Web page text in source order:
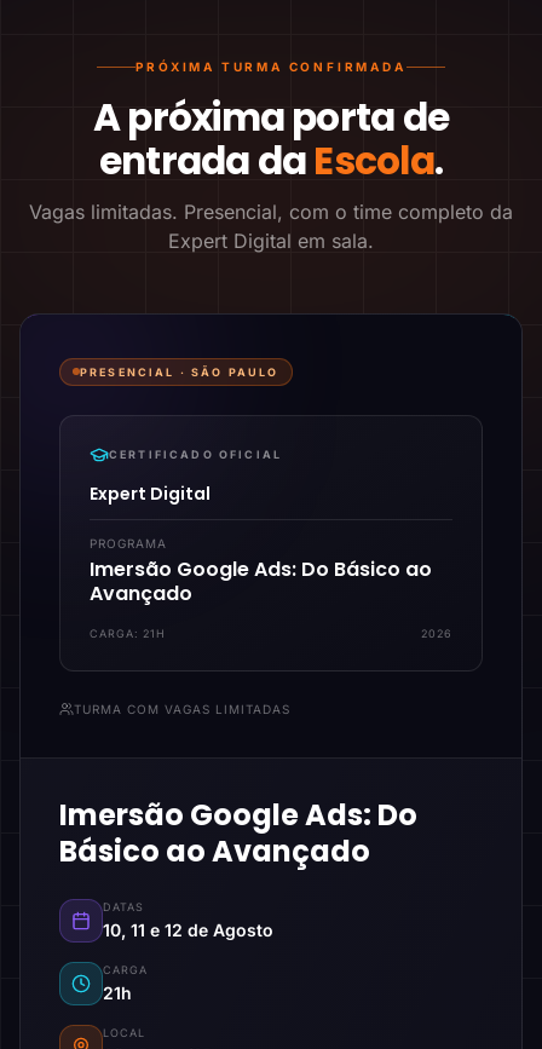
PRÓXIMA TURMA CONFIRMADA
A próxima porta de
entrada daEscola.
Vagas limitadas. Presencial, com o time completo da
Expert Digital em sala.
PRESENCIAL ·SÃO PAULO
CERTIFICADO OFICIAL
Expert Digital
PROGRAMA
Imersão Google Ads: Do Básico ao
Avançado
CARGA: 21H 2026
TURMA COM VAGAS LIMITADAS
Imersão Google Ads: Do
Básico ao Avançado
DATAS
10, 11 e 12 de Agosto
CARGA
21h
LOCAL